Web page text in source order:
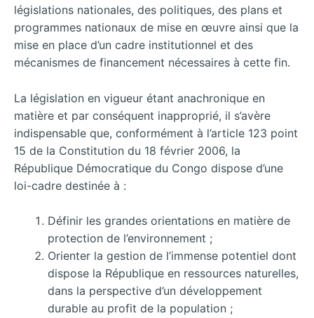
législations nationales, des politiques, des plans et
programmes nationaux de mise en œuvre ainsi que la
mise en place d’un cadre institutionnel et des
mécanismes de financement nécessaires à cette fin.
La législation en vigueur étant anachronique en
matière et par conséquent inapproprié, il s’avère
indispensable que, conformément à l’article 123 point
15 de la Constitution du 18 février 2006, la
République Démocratique du Congo dispose d’une
loi-cadre destinée à :
Définir les grandes orientations en matière de
protection de l’environnement ;
Orienter la gestion de l’immense potentiel dont
dispose la République en ressources naturelles,
dans la perspective d’un développement
durable au profit de la population ;